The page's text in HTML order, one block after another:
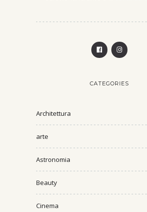
CATEGORIES
Architettura
arte
Astronomia
Beauty
Cinema